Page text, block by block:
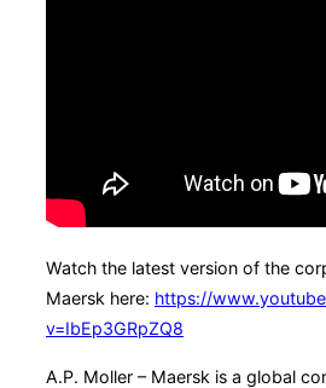
Watch the latest version of the
Maersk here: https://
v=IbEp3GRpZQ8
A.P. Moller – Maersk is a global